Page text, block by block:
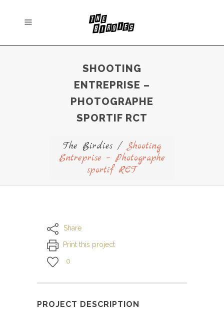
SHOOTING
ENTREPRISE –
PHOTOGRAPHE
SPORTIF RCT
The Birdies/ Shooting
Entreprise – Photographe
sportif RCT
Share
Print this project
0
PROJECT DESCRIPTION